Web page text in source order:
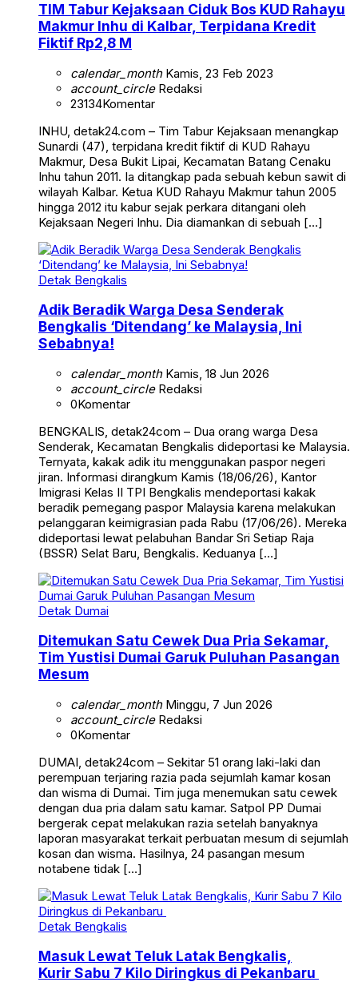
TIM Tabur Kejaksaan Ciduk Bos KUD Rahayu
Makmur Inhu di Kalbar, Terpidana Kredit
Fiktif Rp2,8 M
calendar_monthKamis, 23 Feb 2023
account_circleRedaksi
23134Komentar
INHU, detak24.com – Tim Tabur Kejaksaan menangkap
Sunardi (47), terpidana kredit fiktif di KUD Rahayu
Makmur, Desa Bukit Lipai, Kecamatan Batang Cenaku
Inhu tahun 2011. Ia ditangkap pada sebuah kebun sawit di
wilayah Kalbar. Ketua KUD Rahayu Makmur tahun 2005
hingga 2012 itu kabur sejak perkara ditangani oleh
Kejaksaan Negeri Inhu. Dia diamankan di sebuah […]
Detak Bengkalis
Adik Beradik Warga Desa Senderak
Bengkalis ‘Ditendang’ ke Malaysia, Ini
Sebabnya!
calendar_monthKamis, 18 Jun 2026
account_circleRedaksi
0Komentar
BENGKALIS, detak24com – Dua orang warga Desa
Senderak, Kecamatan Bengkalis dideportasi ke Malaysia.
Ternyata, kakak adik itu menggunakan paspor negeri
jiran. Informasi dirangkum Kamis (18/06/26), Kantor
Imigrasi Kelas II TPI Bengkalis mendeportasi kakak
beradik pemegang paspor Malaysia karena melakukan
pelanggaran keimigrasian pada Rabu (17/06/26). Mereka
dideportasi lewat pelabuhan Bandar Sri Setiap Raja
(BSSR) Selat Baru, Bengkalis. Keduanya […]
Detak Dumai
Ditemukan Satu Cewek Dua Pria Sekamar,
Tim Yustisi Dumai Garuk Puluhan Pasangan
Mesum
calendar_monthMinggu, 7 Jun 2026
account_circleRedaksi
0Komentar
DUMAI, detak24com – Sekitar 51 orang laki-laki dan
perempuan terjaring razia pada sejumlah kamar kosan
dan wisma di Dumai. Tim juga menemukan satu cewek
dengan dua pria dalam satu kamar. Satpol PP Dumai
bergerak cepat melakukan razia setelah banyaknya
laporan masyarakat terkait perbuatan mesum di sejumlah
kosan dan wisma. Hasilnya, 24 pasangan mesum
notabene tidak […]
Detak Bengkalis
Masuk Lewat Teluk Latak Bengkalis,
Kurir Sabu 7 Kilo Diringkus di Pekanbaru